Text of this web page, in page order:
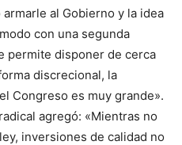
al Gobierno y la idea
con una segunda
permite disponer de cerca
discrecional, la
Congreso es muy grande».
agregó: «Mientras no
inversiones de calidad no